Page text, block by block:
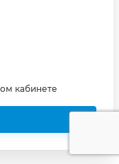
кабинете